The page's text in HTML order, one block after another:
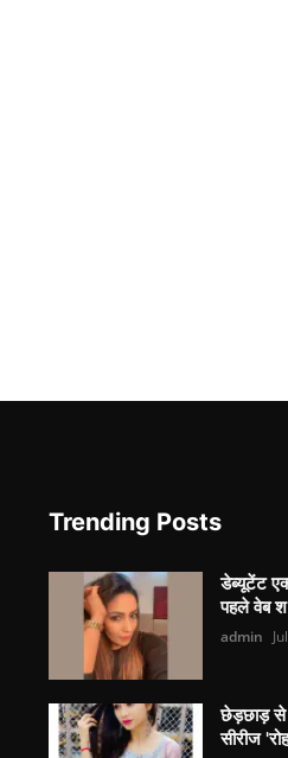
Trending Posts
डेब्यूटेंट
पहले वेब
admin
छेड़छाड़ से
सीरीज